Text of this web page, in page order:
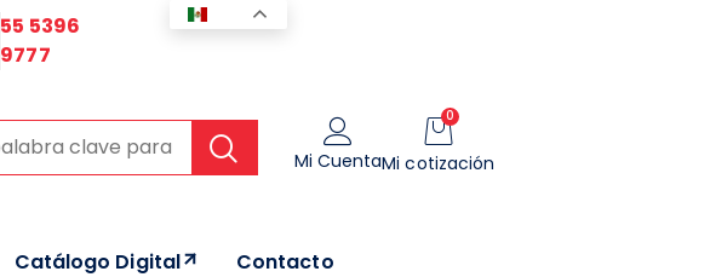
55 5396
9777
Mi Cuenta
0
Mi cotización
Catálogo Digital Contacto